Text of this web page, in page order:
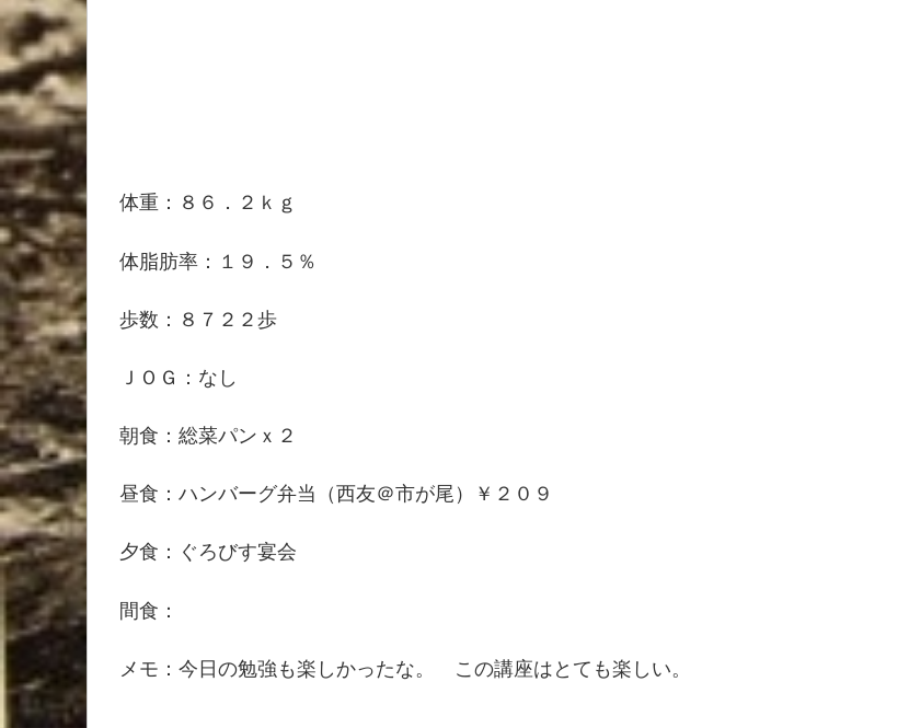
体重：８６．２ｋｇ
体脂肪率：１９．５％
歩数：８７２２歩
ＪＯＧ：なし
朝食：総菜パンｘ２
昼食：ハンバーグ弁当（西友＠市が尾）￥２０９
夕食：ぐろびす宴会
間食：
メモ：今日の勉強も楽しかったな。 この講座はとても楽しい。